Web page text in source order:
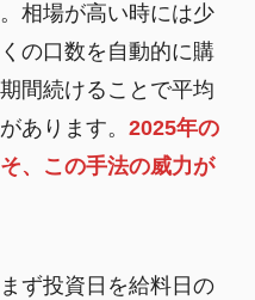
相場が高い時には少
の口数を自動的に購
間続けることで平均
あります。 2025年の
、この手法の威力が
ず投資日を給料日の